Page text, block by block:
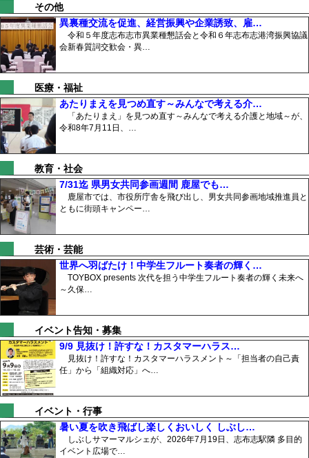
その他
異裏種交流を促進、経営振興や企業誘致、雇…
令和５年度志布志市異業種懇話会と令和６年志布志港湾振興協議
会新春質詞交歓会・異…
医療・福祉
あたりまえを見つめ直す～みんなで考える介…
「あたりまえ」を見つめ直す～みんなで考える介護と地域～が、
令和8年7月11日、…
教育・社会
7/31迄 県男女共同参画週間 鹿屋でも…
鹿屋市では、市役所庁舎を飛び出し、男女共同参画地域推進員と
ともに街頭キャンペー…
芸術・芸能
世界へ羽ばたけ！中学生フルート奏者の輝く…
TOYBOX presents 次代を担う中学生フルート奏者の輝く未来へ
～久保…
イベント告知・募集
9/9 見抜け！許すな！カスタマーハラス…
見抜け！許すな！カスタマーハラスメント～「担当者の自己責
任」から「組織対応」へ…
イベント・行事
暑い夏を吹き飛ばし楽しくおいしく しぶし…
しぶしサマーマルシェが、2026年7月19日、志布志駅隣 多目的
イベント広場で…